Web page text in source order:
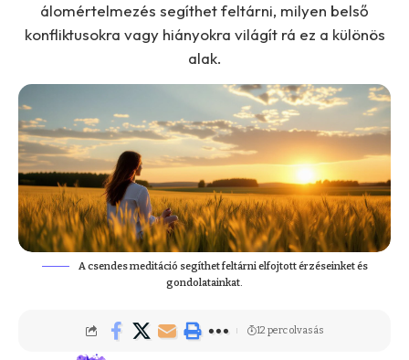
álomértelmezés segíthet feltárni, milyen belső
konfliktusokra vagy hiányokra világít rá ez a különös
alak.
A csendes meditáció segíthet feltárni elfojtott érzéseinket és
gondolatainkat.
12 perc olvasás